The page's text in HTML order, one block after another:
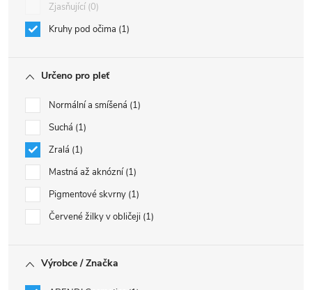
Zjasňující 0
Kruhy pod očima 1
Určeno pro pleť
Normální a smíšená 1
Suchá 1
Zralá 1
Mastná až aknózní 1
Pigmentové skvrny 1
Červené žilky v obličeji 1
Výrobce / Značka